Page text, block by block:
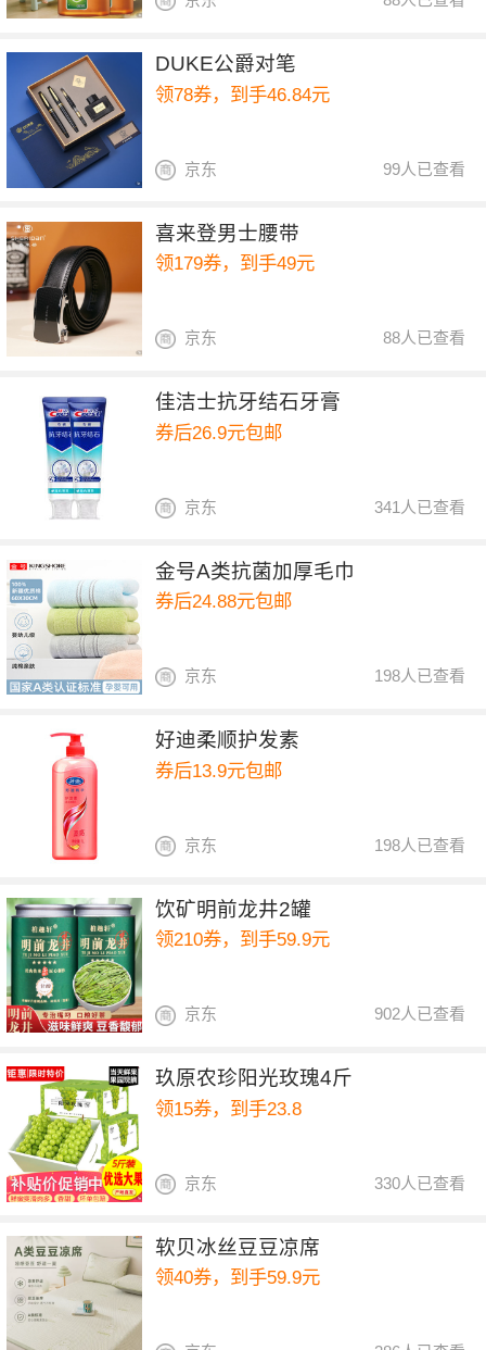
DUKE公爵对笔
领78券，到手46.84元
99人已查看
京东
喜来登男士腰带
领179券，到手49元
88人已查看
京东
佳洁士抗牙结石牙膏
券后26.9元包邮
341人已查看
京东
金号A类抗菌加厚毛巾
券后24.88元包邮
198人已查看
京东
好迪柔顺护发素
券后13.9元包邮
198人已查看
京东
饮矿明前龙井2罐
领210券，到手59.9元
902人已查看
京东
玖原农珍阳光玫瑰4斤
领15券，到手23.8
330人已查看
京东
软贝冰丝豆豆凉席
领40券，到手59.9元